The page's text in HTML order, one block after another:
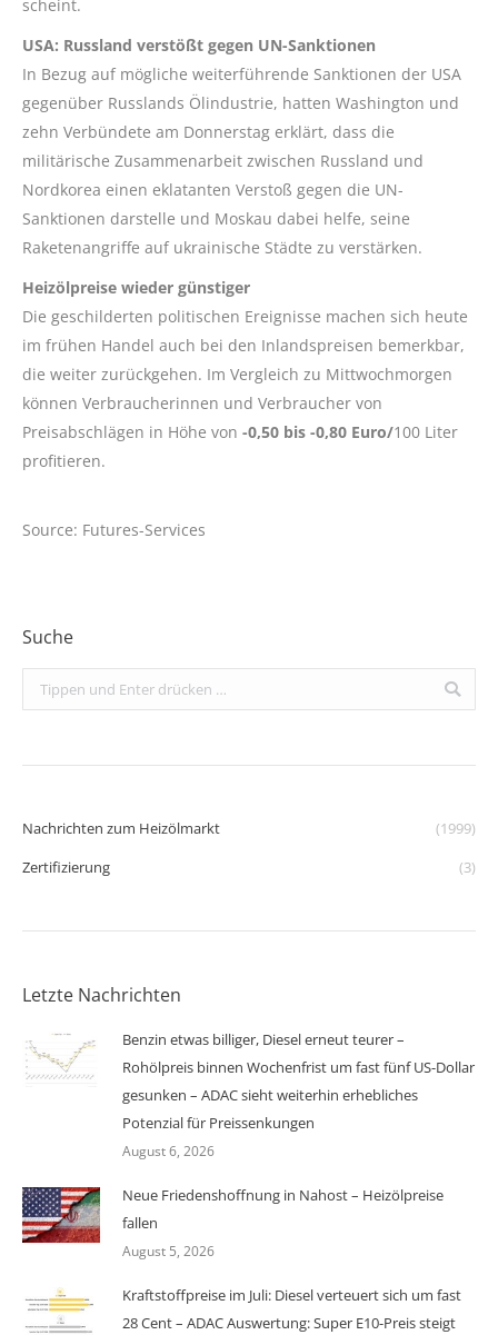
scheint.
USA: Russland verstößt gegen UN-Sanktionen
In Bezug auf mögliche weiterführende Sanktionen der USA
gegenüber Russlands Ölindustrie, hatten Washington und
zehn Verbündete am Donnerstag erklärt, dass die
militärische Zusammenarbeit zwischen Russland und
Nordkorea einen eklatanten Verstoß gegen die UN-
Sanktionen darstelle und Moskau dabei helfe, seine
Raketenangriffe auf ukrainische Städte zu verstärken.
Heizölpreise wieder günstiger
Die geschilderten politischen Ereignisse machen sich heute
im frühen Handel auch bei den Inlandspreisen bemerkbar,
die weiter zurückgehen. Im Vergleich zu Mittwochmorgen
können Verbraucherinnen und Verbraucher von
Preisabschlägen in Höhe von -0,50 bis -0,80 Euro/100 Liter
profitieren.
Source: Futures-Services
Suche
Search:
Nachrichten zum Heizölmarkt
(1999)
Zertifizierung
(3)
Letzte Nachrichten
Benzin etwas billiger, Diesel erneut teurer –
Rohölpreis binnen Wochenfrist um fast fünf US-Dollar
gesunken – ADAC sieht weiterhin erhebliches
Potenzial für Preissenkungen
August 6, 2026
Neue Friedenshoffnung in Nahost – Heizölpreise
fallen
August 5, 2026
Kraftstoffpreise im Juli: Diesel verteuert sich um fast
28 Cent – ADAC Auswertung: Super E10-Preis steigt